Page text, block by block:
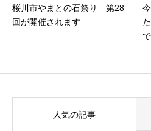
桜川市やまとの石祭り 第28
回が開催されます
人気の記事